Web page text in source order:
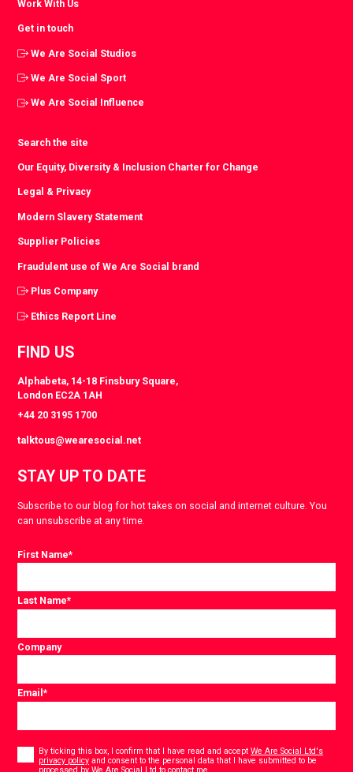
Work With Us
Get in touch
We Are Social Studios
We Are Social Sport
We Are Social Influence
Search the site
Our Equity, Diversity & Inclusion Charter for Change
Legal & Privacy
Modern Slavery Statement
Supplier Policies
Fraudulent use of We Are Social brand
Plus Company
Ethics Report Line
FIND US
Alphabeta, 14-18 Finsbury Square,
London EC2A 1AH
+44 20 3195 1700
talktous@wearesocial.net
STAY UP TO DATE
Subscribe to our blog for hot takes on social and internet culture. You
can unsubscribe at any time.
First Name*
Last Name*
Company
Email*
By ticking this box, I confirm that I have read and acceptWe Are Social Ltd's
privacy policy and consent to the personal data that I have submitted to be
processed by We Are Social Ltd to contact me.